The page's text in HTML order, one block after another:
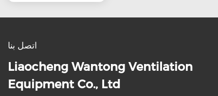
اتصل بنا
Liaocheng Wantong Ventilation
Equipment Co., Ltd